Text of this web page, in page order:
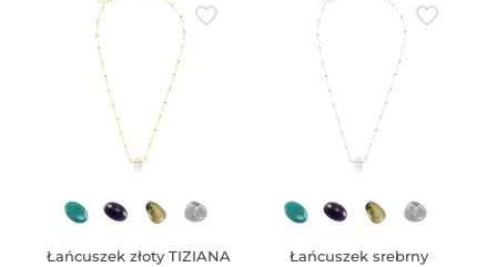
Łańcuszek złoty TIZIANA
Łańcuszek srebrny